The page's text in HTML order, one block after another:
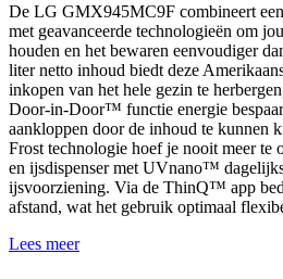
De LG GMX945MC9F combineert
met geavanceerde technologieën om
houden en het bewaren eenvoudiger
liter netto inhoud biedt deze
inkopen van het hele gezin te
Door-in-Door™ functie energie
aankloppen door de inhoud te kunnen
Frost technologie hoef je nooit meer te
en ijsdispenser met UVnano™
ijsvoorziening. Via de ThinQ™ app
afstand, wat het gebruik optimaal
Lees meer